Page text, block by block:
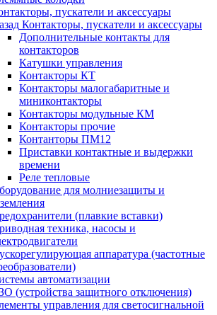
пускатели и аксессуары
Контакторы, пускатели и аксессуары
Дополнительные контакты для
контакторов
Катушки управления
Контакторы КТ
Контакторы малогабаритные и
миниконтакторы
Контакторы модульные КМ
Контакторы прочие
Контанторы ПМ12
Приставки контактные и выдержки
времени
Реле тепловые
для молниезащиты и
(плавкие вставки)
техника, насосы и
аппаратура (частотные
автоматизации
(устройства защитного отключения)
управления для светосигнальной